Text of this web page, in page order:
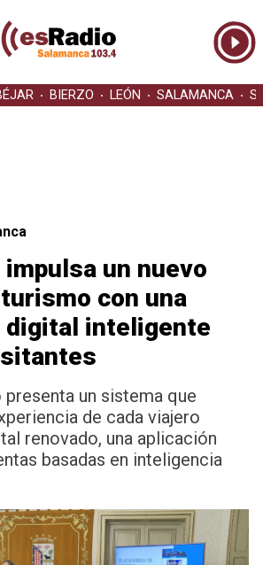
BIERZO LEÓN SALAMANCA
impulsa un nuevo
con una
digital inteligente
presenta un sistema que
de cada viajero
renovado, una aplicación
basadas en inteligencia